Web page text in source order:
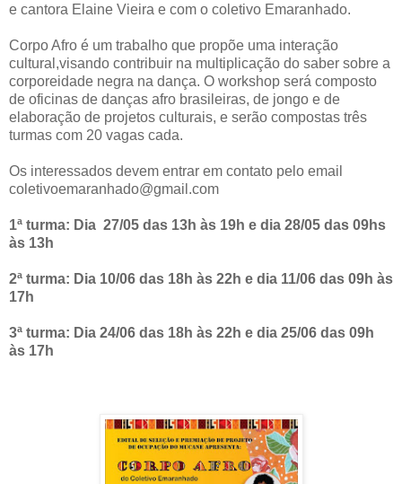
e cantora Elaine Vieira e com o coletivo Emaranhado.
Corpo Afro é um trabalho que propõe uma interação
cultural,visando contribuir na multiplicação do saber sobre a
corporeidade negra na dança. O workshop será composto
de oficinas de danças afro brasileiras, de jongo e de
elaboração de projetos culturais, e serão compostas três
turmas com 20 vagas cada.
Os interessados devem entrar em contato pelo email
coletivoemaranhado@gmail.com
1ª turma: Dia 27/05 das 13h às 19h e dia 28/05 das 09hs
às 13h
2ª turma: Dia 10/06 das 18h às 22h e dia 11/06 das 09h às
17h
3ª turma: Dia 24/06 das 18h às 22h e dia 25/06 das 09h
às 17h